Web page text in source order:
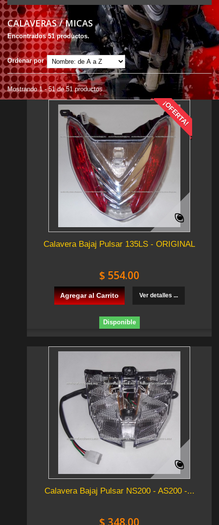
CALAVERAS / MICAS
Encontrados 51 productos.
Ordenar por
Mostrando 1 - 51 de 51 productos
¡OFERTA!
Calavera Bajaj Pulsar 135LS - ORIGINAL
$ 554.00
Agregar al Carrito Ver detalles ...
Disponible
Calavera Bajaj Pulsar NS200 - AS200 -...
$ 348.00